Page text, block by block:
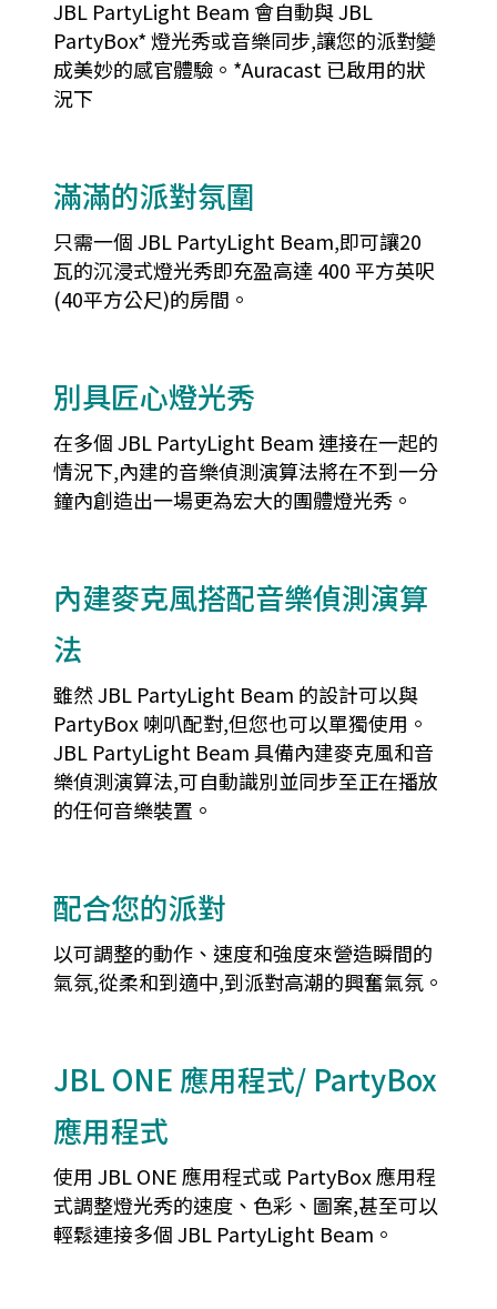
JBL PartyLight Beam 會自動與 JBL
PartyBox* 燈光秀或音樂同步,讓您的派對變
成美妙的感官體驗。*Auracast 已啟用的狀
況下
滿滿的派對氛圍
只需一個 JBL PartyLight Beam,即可讓20
瓦的沉浸式燈光秀即充盈高達 400 平方英呎
(40平方公尺)的房間。
別具匠心燈光秀
在多個 JBL PartyLight Beam 連接在一起的
情況下,內建的音樂偵測演算法將在不到一分
鐘內創造出一場更為宏大的團體燈光秀。
內建麥克風搭配音樂偵測演算
法
雖然 JBL PartyLight Beam 的設計可以與
PartyBox 喇叭配對,但您也可以單獨使用。
JBL PartyLight Beam 具備內建麥克風和音
樂偵測演算法,可自動識別並同步至正在播放
的任何音樂裝置。
配合您的派對
以可調整的動作、速度和強度來營造瞬間的
氣氛,從柔和到適中,到派對高潮的興奮氣氛。
JBL ONE 應用程式/ PartyBox
應用程式
使用 JBL ONE 應用程式或 PartyBox 應用程
式調整燈光秀的速度、色彩、圖案,甚至可以
輕鬆連接多個 JBL PartyLight Beam。